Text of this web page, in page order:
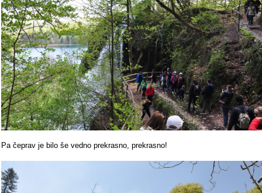
Pa čeprav je bilo še vedno prekrasno, prekrasno!